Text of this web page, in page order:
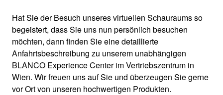
Hat Sie der Besuch unseres virtuellen Schauraums so
begeistert, dass Sie uns nun persönlich besuchen
möchten, dann finden Sie eine detaillierte
Anfahrtsbeschreibung zu unserem unabhängigen
BLANCO Experience Center im Vertriebszentrum in
Wien. Wir freuen uns auf Sie und überzeugen Sie gerne
vor Ort von unseren hochwertigen Produkten.